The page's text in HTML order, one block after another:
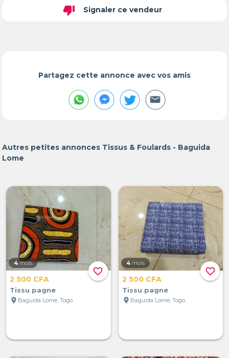
thumb_down Signaler ce vendeur
Partagez cette annonce avec vos amis
Autres petites annonces Tissus & Foulards - Baguida
Lome
favorite_border
4 mois
2 500 CFA
Tissu pagne
location_on Baguida Lome, Togo
favorite_border
4 mois
2 500 CFA
Tissu pagne
location_on Baguida Lome, Togo